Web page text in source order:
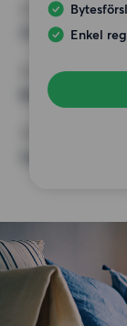
Enkel
HÖGSTA HYRA
25 000 kr
Balkong, Hiss
ÖVRIGA
Inga speciella